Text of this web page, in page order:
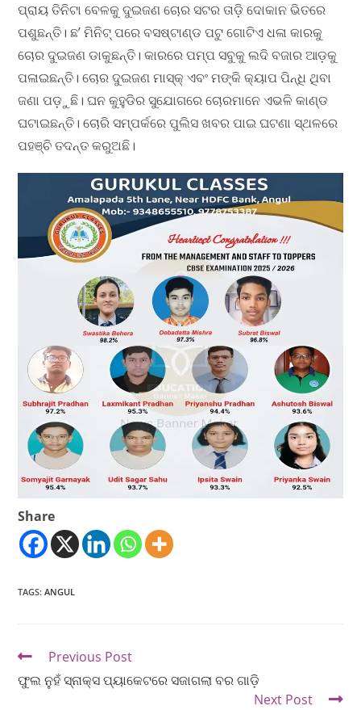
ପ୍ରାୟ ତିନିଟା ବେଳକୁ ଦୁଇଜଣ ଚୋର ସଟର ତାଡ଼ି ଦୋକାନ ଭିତରେ
ପଶୁଛନ୍ତି। ଛ’ ମିନିଟ୍ ପରେ ବସଷ୍ଟାଣ୍ଡ ପଟୁ ଗୋଟିଏ ଧଳା କାରକୁ
ଚୋର ଦୁଇଜଣ ଡାକୁଛନ୍ତି। କାରରେ ପମ୍ପ ସବୁକୁ ଲଦି ବଜାର ଆଡ଼କୁ
ପଳାଇଛନ୍ତି। ଚୋର ଦୁଇଜଣ ମାସ୍କ୍ ଏବଂ ମଙ୍କି କ୍ୟାପ ପିନ୍ଧି ଥିବା
ଜଣା ପଡ଼ୁଛି। ଘନ କୁହୁଡିର ସୁଯୋଗରେ ଚୋରମାନେ ଏଭଳି କାଣ୍ଡ
ଘଟାଇଛନ୍ତି। ଚୋରି ସମ୍ପର୍କରେ ପୁଲିସ ଖବର ପାଇ ଘଟଣା ସ୍ଥଳରେ
ପହଞ୍ଚି ତଦନ୍ତ କରୁଅଛି।
Share
TAGS:ANGUL
Previous Post
ଫୁଲ ନୁହଁ ସ୍ନାକ୍ସ ପ୍ୟାକେଟରେ ସଜାଗଲା ବର ଗାଡ଼ି
Next Post